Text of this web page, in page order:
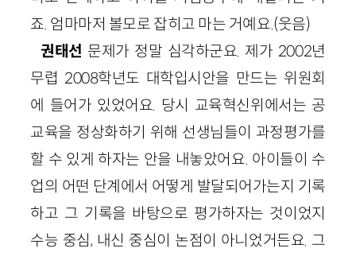
죠. 엄마마저 볼모로 잡히고 마는 거예요.(웃음)
권태선 문제가 정말 심각하군요. 제가 2002년
무렵 2008학년도 대학입시안을 만드는 위원회
에 들어가 있었어요. 당시 교육혁신위에서는 공
교육을 정상화하기 위해 선생님들이 과정평가를
할 수 있게 하자는 안을 내놓았어요. 아이들이 수
업의 어떤 단계에서 어떻게 발달되어가는지 기록
하고 그 기록을 바탕으로 평가하자는 것이었지
수능 중심, 내신 중심이 논점이 아니었거든요. 그